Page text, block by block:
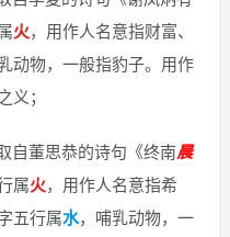
火，用作人名意指财富、
动物，一般指豹子。用作
；
自董思恭的诗句《终南晨
属火，用作人名意指希
五行属水，哺乳动物，一